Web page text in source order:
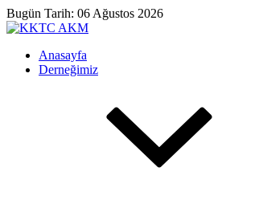
Bugün Tarih: 06 Ağustos 2026
Anasayfa
Derneğimiz